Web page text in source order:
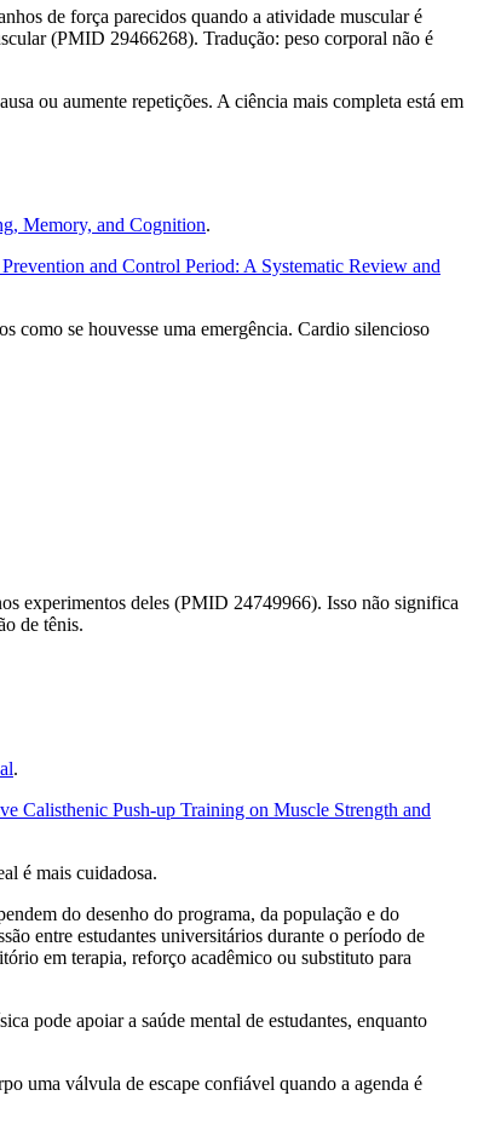
de força parecidos quando a atividade muscular é
(PMID 29466268). Tradução: peso corporal não é
ou aumente repetições. A ciência mais completa está em
Memory, and Cognition.
and Control Period: A Systematic Review and
como se houvesse uma emergência. Cardio silencioso
experimentos deles (PMID 24749966). Isso não significa
de tênis.
.
Calisthenic Push-up Training on Muscle Strength and
é mais cuidadosa.
do desenho do programa, da população e do
entre estudantes universitários durante o período de
em terapia, reforço acadêmico ou substituto para
pode apoiar a saúde mental de estudantes, enquanto
uma válvula de escape confiável quando a agenda é